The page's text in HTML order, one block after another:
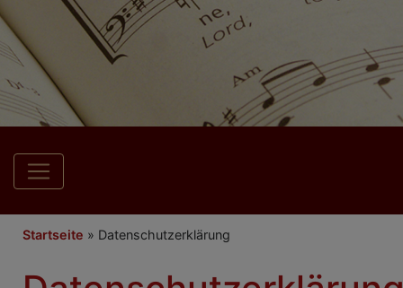
Hauptnavigation
Breadcrumb
Startseite Datenschutzerklärung